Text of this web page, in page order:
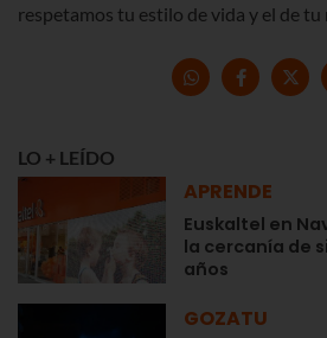
respetamos tu estilo de vida y el de tu
LO + LEÍDO
APRENDE
Euskaltel en
la cercanía de
años
GOZATU